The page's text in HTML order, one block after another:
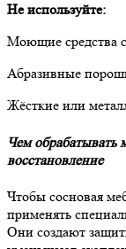
Не используйте:
Моющие средства
Абразивные
Жёсткие или
Чем обрабатывать
восстановление
Чтобы сосновая
применять
Они создают